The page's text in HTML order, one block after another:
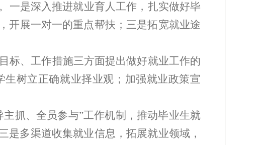
。一是深入推进就业育人工作，扎实做好毕
开展一对一的重点帮扶 ；三是拓宽就业途
标、工作措施三方面提出做好就业工作的
树立正确就业择业观；加强就业政策宣
主抓、全员参与”工作机制，推动毕业生就
是多渠道收集就业信息，拓展就业领域，